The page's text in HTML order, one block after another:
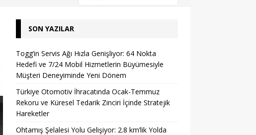
SON YAZILAR
Togg’in Servis Ağı Hızla Genişliyor: 64 Nokta
Hedefi ve 7/24 Mobil Hizmetlerin Büyümesiyle
Müşteri Deneyiminde Yeni Dönem
Türkiye Otomotiv İhracatında Ocak-Temmuz
Rekoru ve Küresel Tedarik Zinciri İçinde Stratejik
Hareketler
Ohtamış Şelalesi Yolu Gelişiyor: 2.8 km’lik Yolda